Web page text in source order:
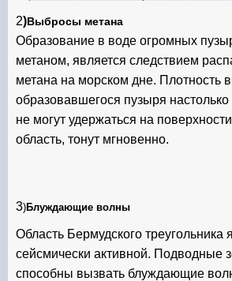
2)Выбросы метана
Образование в воде огромных
метаном, является следствием
метана на морском дне. Плотность
образовавшегося пузыря
не могут удержаться на
область, тонут мгновенно.
3)Блуждающие волны
Область Бермудского треугольника
сейсмически активной. Подводные
способны вызвать блуждающие